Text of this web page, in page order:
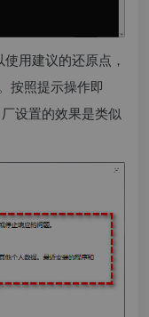
用建议的还原点，
按照提示操作即
设置的效果是类似